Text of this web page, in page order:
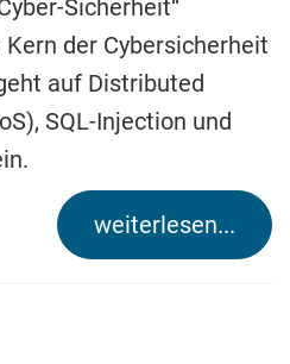
Sicherheit“
der Cybersicherheit
auf Distributed
SQL-Injection und
weiterlesen...